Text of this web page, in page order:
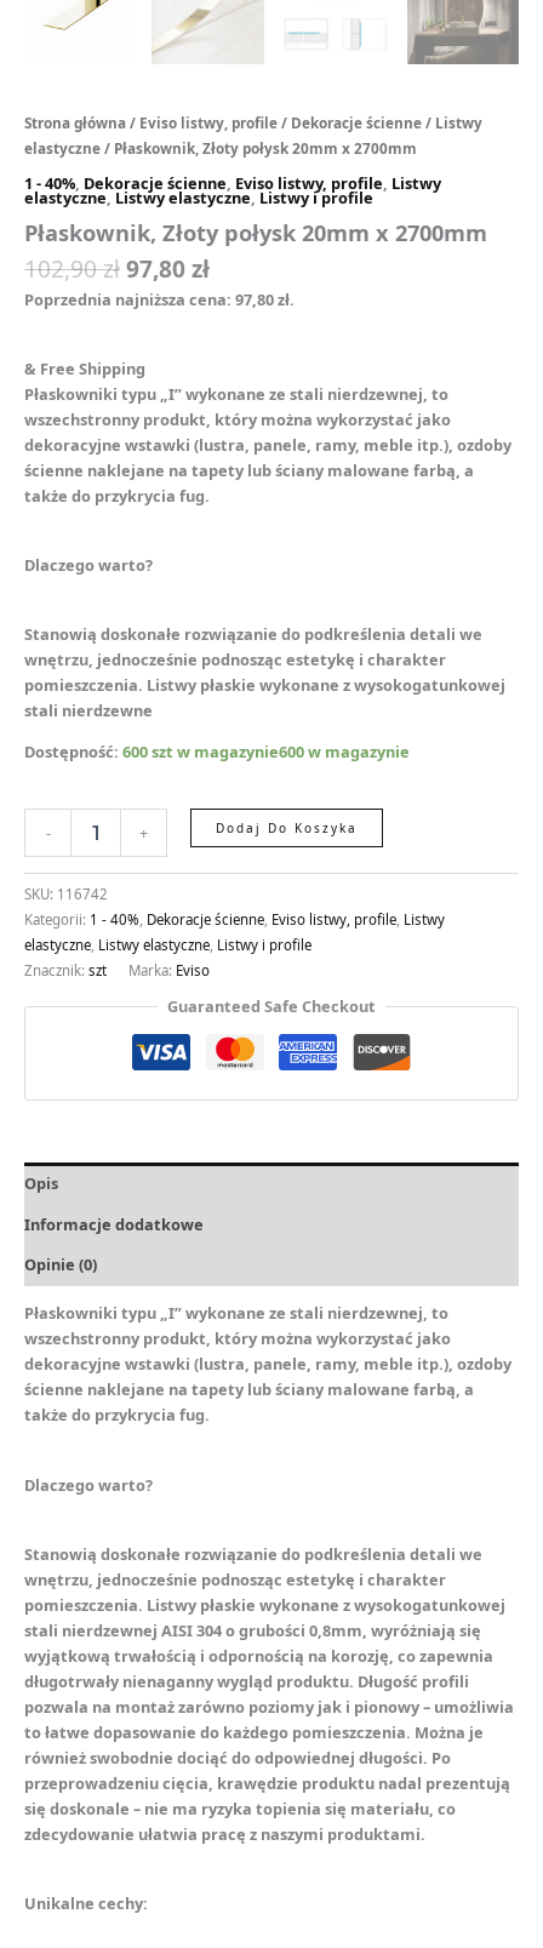
Strona główna/ Eviso listwy, profile/ Dekoracje ścienne/ Listwy
elastyczne/ Płaskownik, Złoty połysk 20mm x 2700mm
1 - 40%, Dekoracje ścienne, Eviso listwy, profile, Listwy
elastyczne, Listwy elastyczne, Listwy i profile
Płaskownik, Złoty połysk 20mm x 2700mm
102,90zł97,80zł
Poprzednia najniższa cena: 97,80zł.
& Free Shipping
Płaskowniki typu „I” wykonane ze stali nierdzewnej, to
wszechstronny produkt, który można wykorzystać jako
dekoracyjne wstawki (lustra, panele, ramy, meble itp.), ozdoby
ścienne naklejane na tapety lub ściany malowane farbą, a
także do przykrycia fug.
Dlaczego warto?
Stanowią doskonałe rozwiązanie do podkreślenia detali we
wnętrzu, jednocześnie podnosząc estetykę i charakter
pomieszczenia. Listwy płaskie wykonane z wysokogatunkowej
stali nierdzewne
Dostępność: 600 szt w magazynie600 w magazynie
- + Dodaj Do Koszyka
SKU: 116742
Kategorii: 1 - 40% Dekoracje ścienne Eviso listwy, profile Listwy
elastyczne Listwy elastyczne Listwy i profile
Znacznik: szt Marka: Eviso
Guaranteed Safe Checkout
Opis
Informacje dodatkowe
Opinie (0)
Płaskowniki typu „I” wykonane ze stali nierdzewnej, to
wszechstronny produkt, który można wykorzystać jako
dekoracyjne wstawki (lustra, panele, ramy, meble itp.), ozdoby
ścienne naklejane na tapety lub ściany malowane farbą, a
także do przykrycia fug.
Dlaczego warto?
Stanowią doskonałe rozwiązanie do podkreślenia detali we
wnętrzu, jednocześnie podnosząc estetykę i charakter
pomieszczenia. Listwy płaskie wykonane z wysokogatunkowej
stali nierdzewnej AISI 304 o grubości 0,8mm, wyróżniają się
wyjątkową trwałością i odpornością na korozję, co zapewnia
długotrwały nienaganny wygląd produktu. Długość profili
pozwala na montaż zarówno poziomy jak i pionowy – umożliwia
to łatwe dopasowanie do każdego pomieszczenia. Można je
również swobodnie dociąć do odpowiednej długości. Po
przeprowadzeniu cięcia, krawędzie produktu nadal prezentują
się doskonale – nie ma ryzyka topienia się materiału, co
zdecydowanie ułatwia pracę z naszymi produktami.
Unikalne cechy: